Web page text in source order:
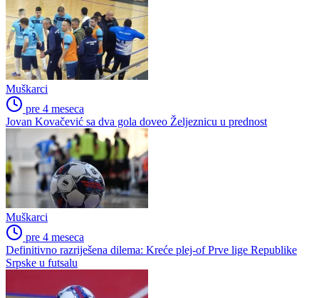
Muškarci
pre 4 meseca
Jovan Kovačević sa dva gola doveo Željeznicu u prednost
Muškarci
pre 4 meseca
Definitivno razriješena dilema: Kreće plej-of Prve lige Republike
Srpske u futsalu